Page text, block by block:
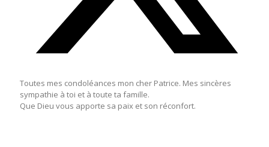
Toutes mes condoléances mon cher Patrice. Mes sincères
sympathie à toi et à toute ta famille.
Que Dieu vous apporte sa paix et son réconfort.